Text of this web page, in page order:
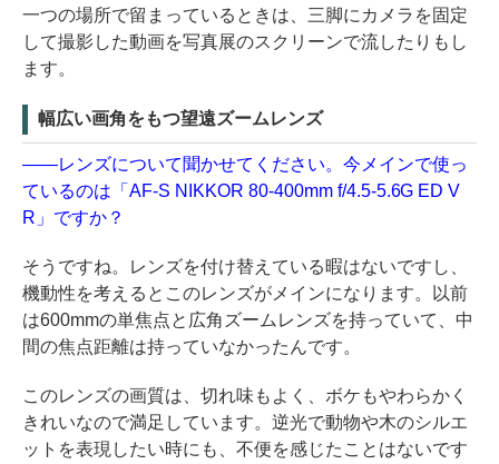
一つの場所で留まっているときは、三脚にカメラを固定
して撮影した動画を写真展のスクリーンで流したりもし
ます。
幅広い画角をもつ望遠ズームレンズ
――レンズについて聞かせてください。今メインで使っ
ているのは「AF-S NIKKOR 80-400mm f/4.5-5.6G ED V
R」ですか？
そうですね。レンズを付け替えている暇はないですし、
機動性を考えるとこのレンズがメインになります。以前
は600mmの単焦点と広角ズームレンズを持っていて、中
間の焦点距離は持っていなかったんです。
このレンズの画質は、切れ味もよく、ボケもやわらかく
きれいなので満足しています。逆光で動物や木のシルエ
ットを表現したい時にも、不便を感じたことはないです